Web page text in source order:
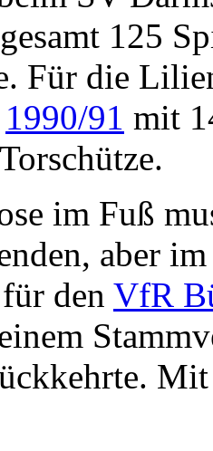
125
Für die
1990/91 mit
im Fuß
aber
den VfR